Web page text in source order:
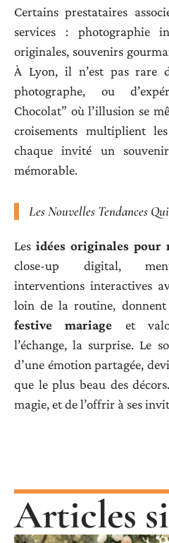
Certains prestataires
services : photographie
originales, souvenirs
À Lyon, il n’est pas rare
photographe, ou
Chocolat” où l’illusion se
croisements multiplient
chaque invité un
mémorable.
Les Nouvelles Tendances
Les idées originales pour
close-up digital,
interventions interactives
loin de la routine, donnent
festive mariage et
l’échange, la surprise. Le
d’une émotion partagée,
que le plus beau des
magie, et de l’offrir à ses
Articles